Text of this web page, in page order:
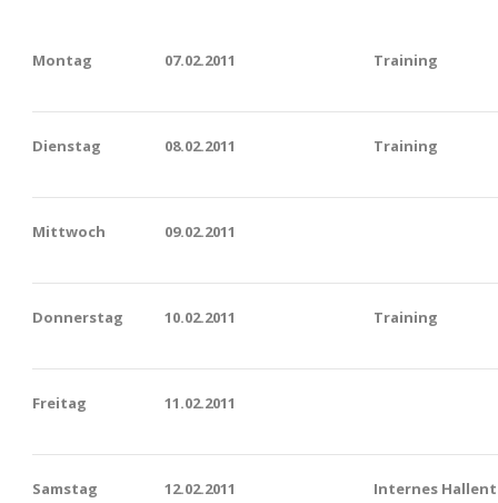
Montag 07.02.2011 Training
Dienstag 08.02.2011 Training
Mittwoch 09.02.2011
Donnerstag 10.02.2011 Training
Freitag 11.02.2011
Samstag 12.02.2011 Internes